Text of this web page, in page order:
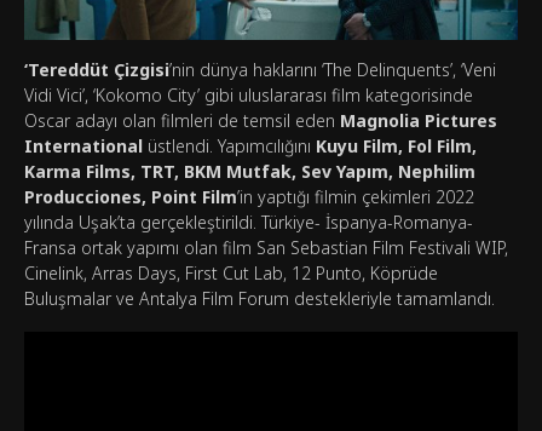
‘Tereddüt Çizgisi’nin dünya haklarını ‘The Delinquents’, ‘Veni
Vidi Vici’, ‘Kokomo City’ gibi uluslararası film kategorisinde
Oscar adayı olan filmleri de temsil eden Magnolia Pictures
International üstlendi. Yapımcılığını Kuyu Film, Fol Film,
Karma Films, TRT, BKM Mutfak, Sev Yapım, Nephilim
Producciones, Point Film’in yaptığı filmin çekimleri 2022
yılında Uşak’ta gerçekleştirildi. Türkiye- İspanya-Romanya-
Fransa ortak yapımı olan film San Sebastian Film Festivali WIP,
Cinelink, Arras Days, First Cut Lab, 12 Punto, Köprüde
Buluşmalar ve Antalya Film Forum destekleriyle tamamlandı.